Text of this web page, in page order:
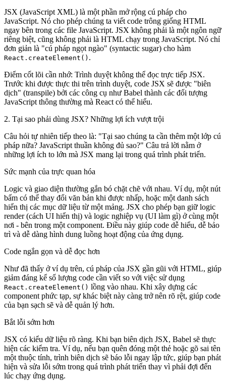
JSX (JavaScript XML) là một phần mở rộng cú pháp cho
JavaScript. Nó cho phép chúng ta viết code trông giống HTML
ngay bên trong các file JavaScript. JSX không phải là một ngôn ngữ
riêng biệt, cũng không phải là HTML chạy trong JavaScript. Nó chỉ
đơn giản là "cú pháp ngọt ngào" (syntactic sugar) cho hàm
React.createElement() .
Điểm cốt lõi cần nhớ: Trình duyệt không thể đọc trực tiếp JSX.
Trước khi được thực thi trên trình duyệt, code JSX sẽ được "biên
dịch" (transpile) bởi các công cụ như Babel thành các đối tượng
JavaScript thông thường mà React có thể hiểu.
2. Tại sao phải dùng JSX? Những lợi ích vượt trội
Câu hỏi tự nhiên tiếp theo là: "Tại sao chúng ta cần thêm một lớp cú
pháp nữa? JavaScript thuần không đủ sao?" Câu trả lời nằm ở
những lợi ích to lớn mà JSX mang lại trong quá trình phát triển.
Sức mạnh của trực quan hóa
Logic và giao diện thường gắn bó chặt chẽ với nhau. Ví dụ, một nút
bấm có thể thay đổi văn bản khi được nhấp, hoặc một danh sách
hiển thị các mục dữ liệu từ một mảng. JSX cho phép bạn giữ logic
render (cách UI hiển thị) và logic nghiệp vụ (UI làm gì) ở cùng một
nơi - bên trong một component. Điều này giúp code dễ hiểu, dễ bảo
trì và dễ dàng hình dung luồng hoạt động của ứng dụng.
Code ngắn gọn và dễ đọc hơn
Như đã thấy ở ví dụ trên, cú pháp của JSX gần gũi với HTML, giúp
giảm đáng kể số lượng code cần viết so với việc sử dụng
React.createElement() lồng vào nhau. Khi xây dựng các
component phức tạp, sự khác biệt này càng trở nên rõ rệt, giúp code
của bạn sạch sẽ và dễ quản lý hơn.
Bắt lỗi sớm hơn
JSX có kiểu dữ liệu rõ ràng. Khi bạn biên dịch JSX, Babel sẽ thực
hiện các kiểm tra. Ví dụ, nếu bạn quên đóng một thẻ hoặc gõ sai tên
một thuộc tính, trình biên dịch sẽ báo lỗi ngay lập tức, giúp bạn phát
hiện và sửa lỗi sớm trong quá trình phát triển thay vì phải đợi đến
lúc chạy ứng dụng.